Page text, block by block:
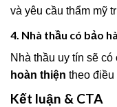
và yêu cầu thẩm mỹ
4. Nhà thầu có bảo
Nhà thầu uy tín sẽ có
hoàn thiện theo điều
Kết luận & CTA